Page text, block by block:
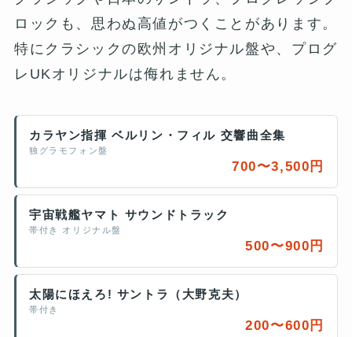
ロックも、思わぬ高値がつくことがあります。
特にクラシックの欧州オリジナル盤や、プログ
レUKオリジナルは侮れません。
カラヤン指揮 ベルリン・フィル 交響曲全集
独グラモフォン盤
700〜3,500円
宇宙戦艦ヤマト サウンドトラック
帯付き オリジナル盤
500〜900円
太陽にほえろ! サントラ（大野克夫）
帯付き
200〜600円